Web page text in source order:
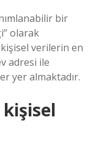
bir
olarak
verilerin en
adresi ile
yer almaktadır.